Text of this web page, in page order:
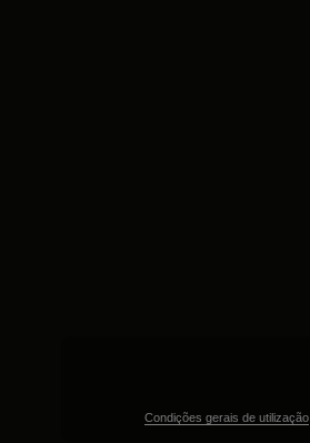
Condições gerais de utilização